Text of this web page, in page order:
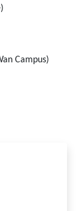
Campus)